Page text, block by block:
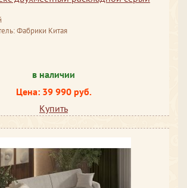
Фабрики Китая
в наличии
Цена: 39 990 руб.
Купить